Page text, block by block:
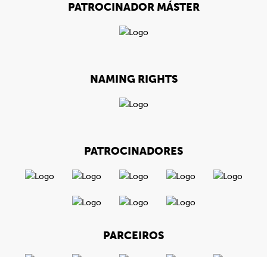
PATROCINADOR MÁSTER
NAMING RIGHTS
PATROCINADORES
PARCEIROS